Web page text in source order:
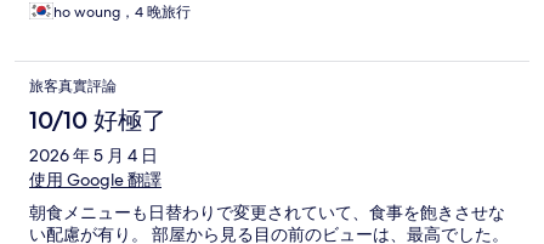
ho woung，4 晚旅行
旅客真實評論
10/10 好極了
2026 年 5 月 4 日
使用 Google 翻譯
朝食メニューも日替わりで変更されていて、食事を飽きさせな
い配慮が有り。 部屋から見る目の前のビューは、最高でした。